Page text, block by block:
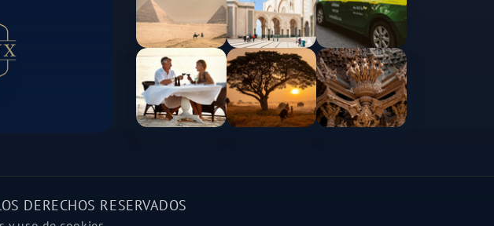
DERECHOS RESERVADOS